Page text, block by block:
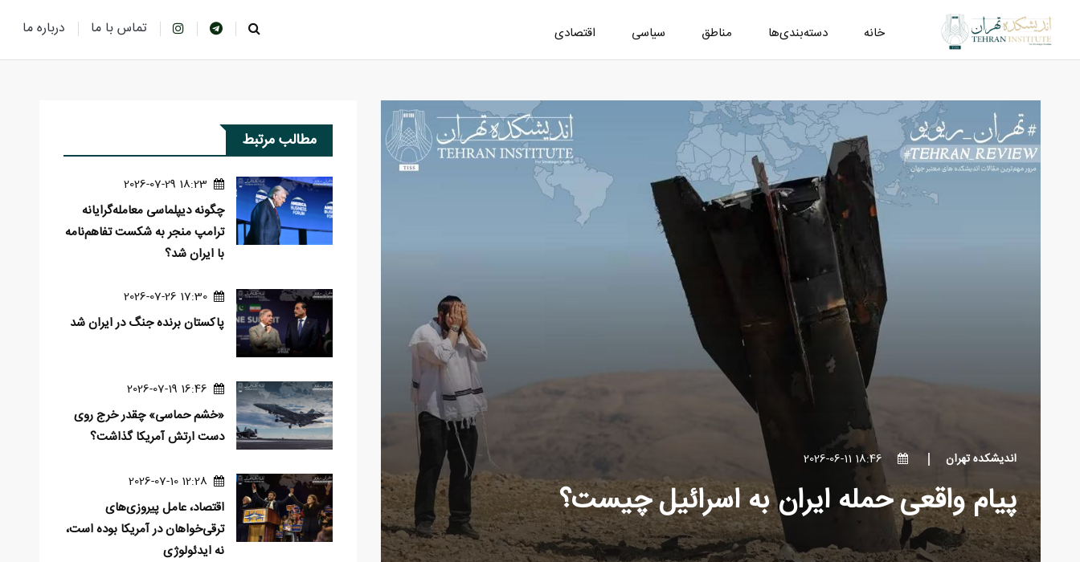
خانه دسته‌بندی‌ها مناطق سیاسی اقتصادی تماس با ما درباره ما
اندیشکده تهران
پیام واقعی حمله ایران به اسرائیل چیست؟
مطالب مرتبط
18:23 2026-07-29
چگونه دیپلماسی معامله‌گرایانه
ترامپ منجر به شکست تفاهم‌نامه
با ایران شد؟
17:30 2026-07-26
پاکستان برنده جنگ در ایران شد
16:46 2026-07-19
«خشم حماسی» چقدر خرج روی
دست ارتش آمریکا گذاشت؟
12:28 2026-07-10
اقتصاد، عامل پیروزی‌های
ترقی‌خواهان در آمریکا بوده است،
نه ایدئولوژی